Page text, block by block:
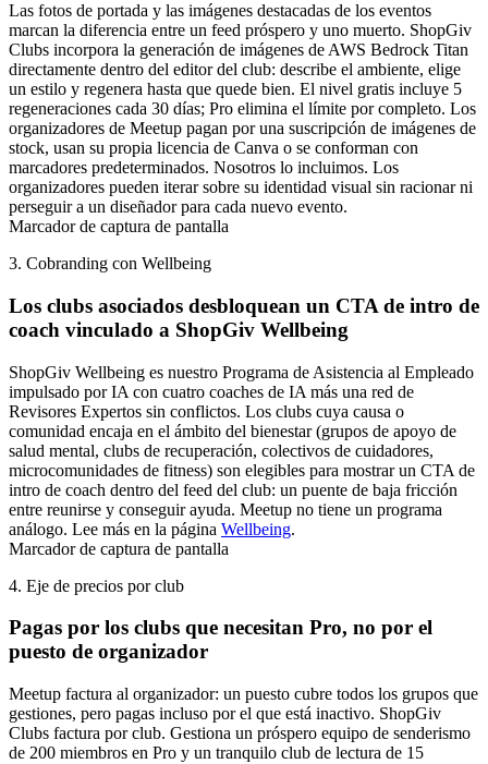
Las fotos de portada y las imágenes destacadas de los eventos
marcan la diferencia entre un feed próspero y uno muerto. ShopGiv
Clubs incorpora la generación de imágenes de AWS Bedrock Titan
directamente dentro del editor del club: describe el ambiente, elige
un estilo y regenera hasta que quede bien. El nivel gratis incluye 5
regeneraciones cada 30 días; Pro elimina el límite por completo. Los
organizadores de Meetup pagan por una suscripción de imágenes de
stock, usan su propia licencia de Canva o se conforman con
marcadores predeterminados. Nosotros lo incluimos. Los
organizadores pueden iterar sobre su identidad visual sin racionar ni
perseguir a un diseñador para cada nuevo evento.
Marcador de captura de pantalla
3. Cobranding con Wellbeing
Los clubs asociados desbloquean un CTA de intro de
coach vinculado a ShopGiv Wellbeing
ShopGiv Wellbeing es nuestro Programa de Asistencia al Empleado
impulsado por IA con cuatro coaches de IA más una red de
Revisores Expertos sin conflictos. Los clubs cuya causa o
comunidad encaja en el ámbito del bienestar (grupos de apoyo de
salud mental, clubs de recuperación, colectivos de cuidadores,
microcomunidades de fitness) son elegibles para mostrar un CTA de
intro de coach dentro del feed del club: un puente de baja fricción
entre reunirse y conseguir ayuda. Meetup no tiene un programa
análogo. Lee más en la página Wellbeing.
Marcador de captura de pantalla
4. Eje de precios por club
Pagas por los clubs que necesitan Pro, no por el
puesto de organizador
Meetup factura al organizador: un puesto cubre todos los grupos que
gestiones, pero pagas incluso por el que está inactivo. ShopGiv
Clubs factura por club. Gestiona un próspero equipo de senderismo
de 200 miembros en Pro y un tranquilo club de lectura de 15